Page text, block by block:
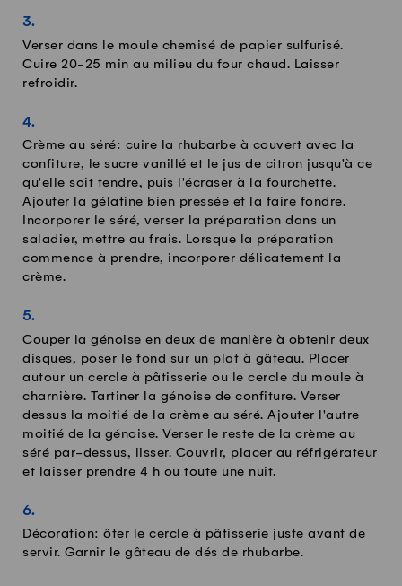
Verser dans le moule chemisé de papier sulfurisé.
Cuire 20-25 min au milieu du four chaud. Laisser
refroidir.
Crème au séré: cuire la rhubarbe à couvert avec la
confiture, le sucre vanillé et le jus de citron jusqu'à ce
qu'elle soit tendre, puis l'écraser à la fourchette.
Ajouter la gélatine bien pressée et la faire fondre.
Incorporer le séré, verser la préparation dans un
saladier, mettre au frais. Lorsque la préparation
commence à prendre, incorporer délicatement la
crème.
Couper la génoise en deux de manière à obtenir deux
disques, poser le fond sur un plat à gâteau. Placer
autour un cercle à pâtisserie ou le cercle du moule à
charnière. Tartiner la génoise de confiture. Verser
dessus la moitié de la crème au séré. Ajouter l'autre
moitié de la génoise. Verser le reste de la crème au
séré par-dessus, lisser. Couvrir, placer au réfrigérateur
et laisser prendre 4 h ou toute une nuit.
Décoration: ôter le cercle à pâtisserie juste avant de
servir. Garnir le gâteau de dés de rhubarbe.